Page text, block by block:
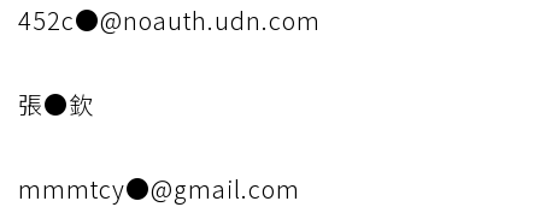
452c●@noauth.udn.com
張●欽
mmmtcy●@gmail.com